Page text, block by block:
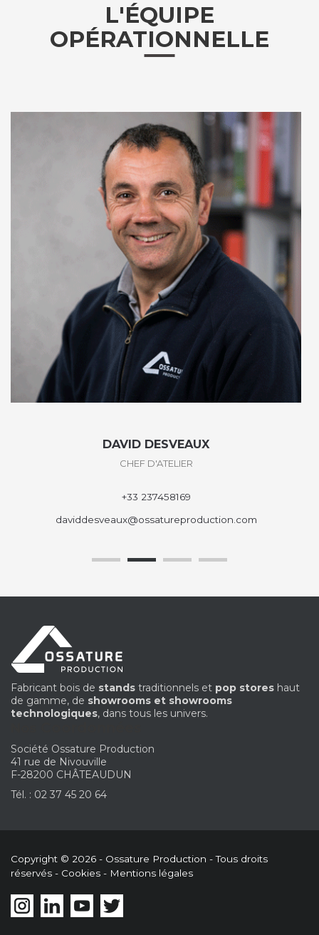
L'ÉQUIPE
OPÉRATIONNELLE
DAVID DESVEAUX
CHEF D'ATELIER
+33 237458169
daviddesveaux@ossatureproduction.com
Fabricant bois de stands traditionnels et pop stores haut
de gamme, de showrooms et showrooms
technologiques, dans tous les univers.
Société Ossature Production
41 rue de Nivouville
F-28200 CHÂTEAUDUN
Tél. : 02 37 45 20 64
Copyright © 2026 - Ossature Production - Tous droits
réservés - Cookies - Mentions légales